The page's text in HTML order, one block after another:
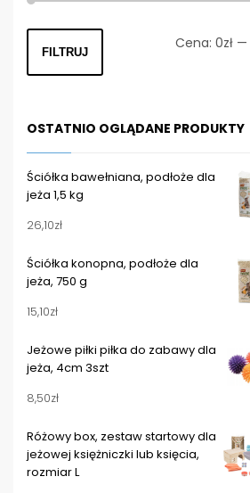
FILTRUJ
Cena: 0zł —
OSTATNIO OGLĄDANE PRODUKTY
Ściółka bawełniana, podłoże dla
jeża 1,5 kg
26,10zł
Ściółka konopna, podłoże dla
jeża, 750 g
15,10zł
Jeżowe piłki piłka do zabawy dla
jeża, 4cm 3szt
8,50zł
Różowy box, zestaw startowy dla
jeżowej księżniczki lub księcia,
rozmiar L